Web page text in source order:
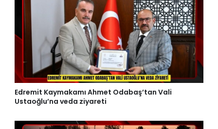
Edremit Kaymakamı Ahmet Odabaş’tan Vali
Ustaoğlu’na veda ziyareti